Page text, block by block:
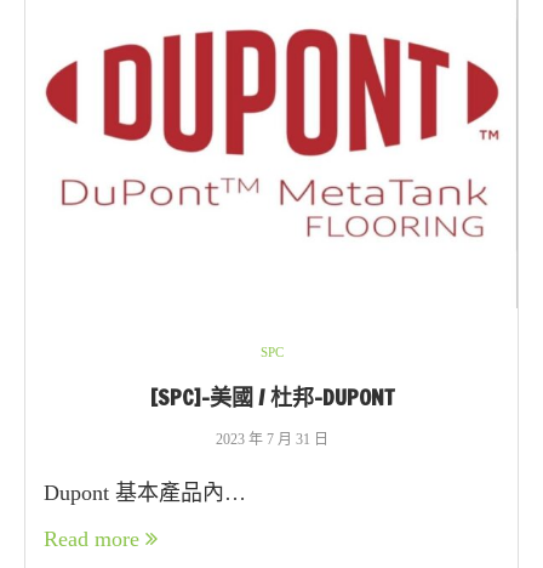
SPC
[SPC]-美國 / 杜邦-DUPONT
2023 年 7 月 31 日
Dupont 基本產品內…
Read more